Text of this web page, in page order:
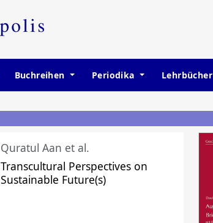
Buchreihen Periodika Lehrbücher
Quratul Aan et al.
Transcultural Perspectives on
Sustainable Future(s)